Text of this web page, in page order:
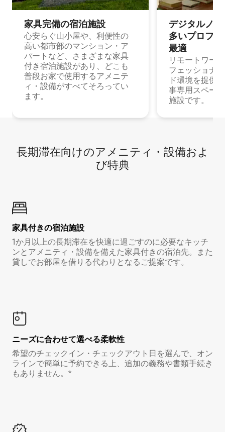
家具完備の宿⁠泊⁠施⁠設
心安らぐ山小屋や、利便性の
高い都市部のマンション・ア
パートなど、さまざまな家具
付き宿泊施設があり、どこも
普段お家で使用するアメニテ
ィ・設備がすべてそろってい
ます。
デジタルノ
多⁠いプ⁠ロ⁠フ⁠
最⁠適
リモートワー
フェッショナ
ド環境を提供
事専用スペー
施設です。
長期滞在向け⁠のア⁠メ⁠ニ⁠テ⁠ィ⁠・設⁠備⁠およ
び特⁠典
家具付き⁠の宿⁠泊⁠施⁠設
1か月以上の長期滞在を快適に過ごすのに必要なキッチ
ンとアメニティ・設備を備えた家具付きの宿泊先。また
貸しでお部屋を借りる代わりとなるご提案です。
ニーズに合わせて選べる柔軟性
希望のチェックイン・チェックアウト日を選んで、オン
ラインで簡単に予約できる上、追加の義務や書類手続き
もありません。*